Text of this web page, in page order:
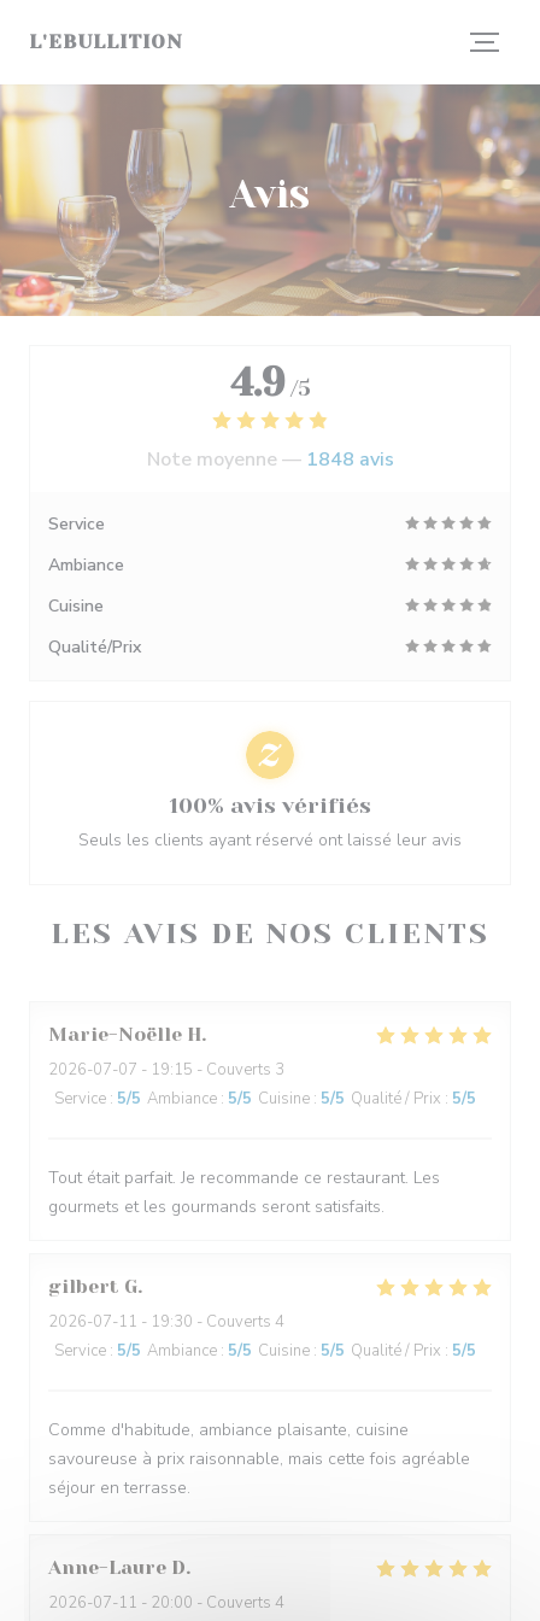
L'EBULLITION
Avis
LES AVIS DE NOS CLIENTS
Marie-Noëlle H
2026-07-07 - 19:15 - Couverts 3
Service : 5/5 Ambiance : 5/5 Cuisine : 5/5 Qualité / Prix : 5/5
Tout était parfait. Je recommande ce restaurant. Les
gourmets et les gourmands seront satisfaits.
gilbert G
2026-07-11 - 19:30 - Couverts 4
Service : 5/5 Ambiance : 5/5 Cuisine : 5/5 Qualité / Prix : 5/5
Comme d'habitude, ambiance plaisante, cuisine
savoureuse à prix raisonnable, mais cette fois agréable
séjour en terrasse.
Anne-Laure D
2026-07-11 - 20:00 - Couverts 4
4.9 /5
Note moyenne — 1848 avis
Service
Ambiance
Cuisine
Qualité/Prix
100% avis vérifiés
Seuls les clients ayant réservé ont laissé leur avis